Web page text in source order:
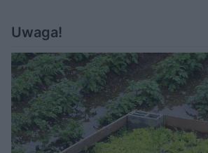
Uwaga!